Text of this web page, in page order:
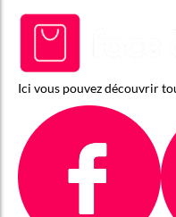
Ici vous pouvez découvrir